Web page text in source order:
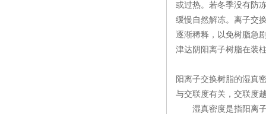
或过热。若冬季没有防
缓慢自然解冻。离子交
逐渐稀释，以免树脂急
津达阴阳离子树脂在装
阳离子交换树脂的湿真
与交联度有关，交联度
湿真密度是指阳离子